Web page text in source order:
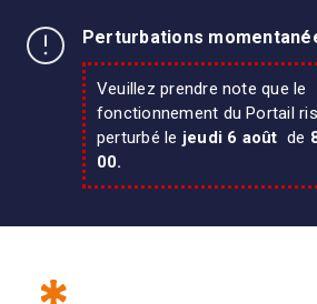
Perturbations
Veuillez prendre note que le
fonctionnement du Portail
perturbé le jeudi 6 août de
00.